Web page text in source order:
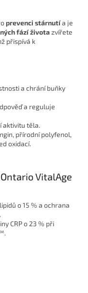
prevenci stárnutía je
fází životazvířete
přispívá k
a chrání buňky
a reguluje
aktivitu těla.
přírodní polyfenol,
oxidací.
VitalAge
o 15 % a ochrana
CRP o 23 % při